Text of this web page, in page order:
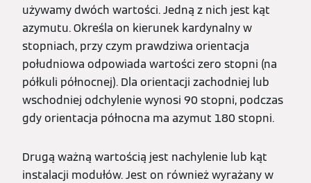
używamy dwóch wartości. Jedną z nich jest kąt
azymutu. Określa on kierunek kardynalny w
stopniach, przy czym prawdziwa orientacja
południowa odpowiada wartości zero stopni (na
półkuli północnej). Dla orientacji zachodniej lub
wschodniej odchylenie wynosi 90 stopni, podczas
gdy orientacja północna ma azymut 180 stopni.
Drugą ważną wartością jest nachylenie lub kąt
instalacji modułów. Jest on również wyrażany w